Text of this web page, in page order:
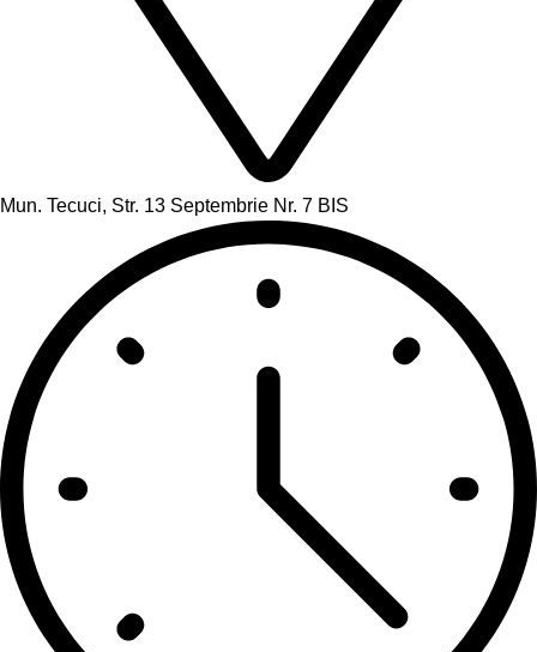
Mun. Tecuci, Str. 13 Septembrie Nr. 7 BIS